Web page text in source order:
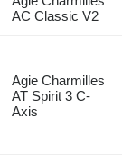
AC Classic V2
Agie Charmilles
AT Spirit 3 C-
Axis